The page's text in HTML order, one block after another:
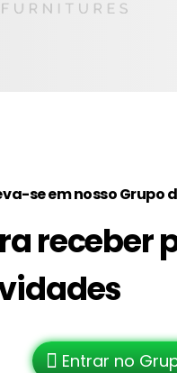
se em nosso Grupo
receber
Entrar no